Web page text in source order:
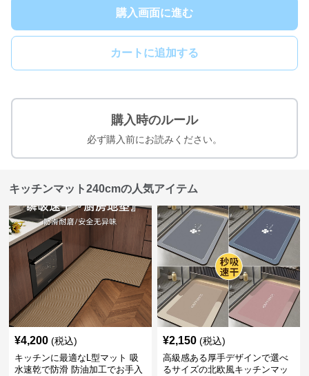
購入画面に進む
カートに追加する
購入時のルール
必ず購入前にお読みください。
キッチンマット240cmの人気アイテム
¥4,200 (税込)
キッチンに最適なL型マット 吸
水速乾で防滑 防油加工でお手入
¥2,150 (税込)
高級感ある厚手デザインで選べ
るサイズの北欧風キッチンマッ